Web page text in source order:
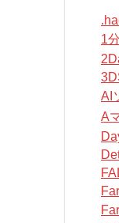
1
AI
A